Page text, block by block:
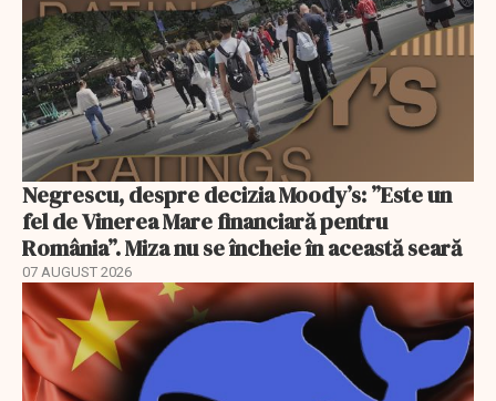
Negrescu, despre decizia Moody’s: ”Este un
fel de Vinerea Mare financiară pentru
România”. Miza nu se încheie în această seară
07 AUGUST 2026